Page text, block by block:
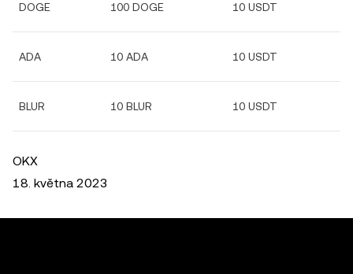
DOGE 100 DOGE 10 USDT
ADA 10 ADA 10 USDT
BLUR 10 BLUR 10 USDT
OKX
18. května 2023